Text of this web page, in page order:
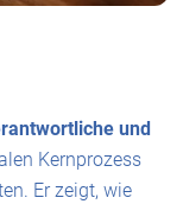
und
Kernprozess
Er zeigt, wie